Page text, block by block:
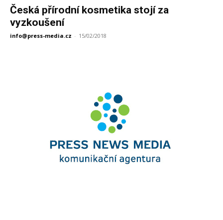
Česká přírodní kosmetika stojí za
vyzkoušení
info@press-media.cz - 15/02/2018